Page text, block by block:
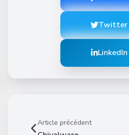
Twitter
LinkedIn
Article précédent